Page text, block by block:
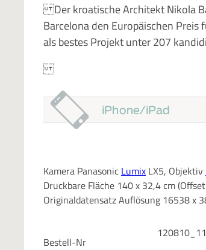
Der kroatische Architekt Nikola
Barcelona den Europäischen
als bestes Projekt unter 207
Kamera Panasonic Lumix LX5, Objektiv
Druckbare Fläche 140 x 32,4 cm
Originaldatensatz Auflösung 16538 x
Bestell-Nr